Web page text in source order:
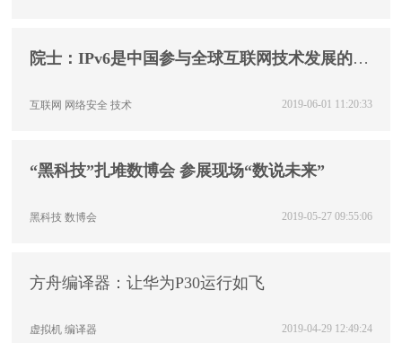
院士：IPv6是中国参与全球互联网技术发展的重
2019-06-01 11:20:33
互联网 网络安全 技术
“黑科技”扎堆数博会 参展现场“数说未来”
2019-05-27 09:55:06
黑科技 数博会
方舟编译器：让华为P30运行如飞
2019-04-29 12:49:24
虚拟机 编译器